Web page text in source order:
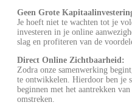
Geen Grote
Je hoeft niet te wachten tot je
investeren in je online
slag en profiteren van de
Direct Online Zichtbaarheid:
Zodra onze samenwerking
te ontwikkelen. Hierdoor ben je
beginnen met het aantrekken
omstreken.